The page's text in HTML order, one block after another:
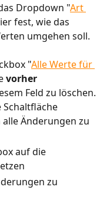
Dropdown "Art
fest, wie das
umgehen soll.
"Alle Werte für
vorher
Feld zu löschen.
Schaltfläche
alle Änderungen zu
auf die
zu